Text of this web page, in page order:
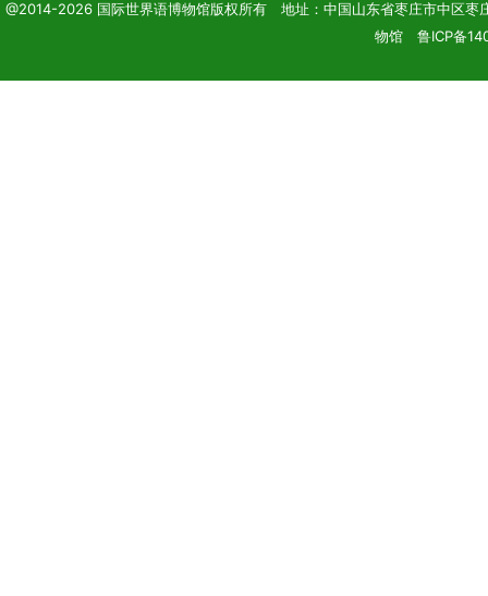
@2014-2026 国际世界语博物馆版权所有 地址：中国山东省枣庄市中区
物馆 鲁ICP备